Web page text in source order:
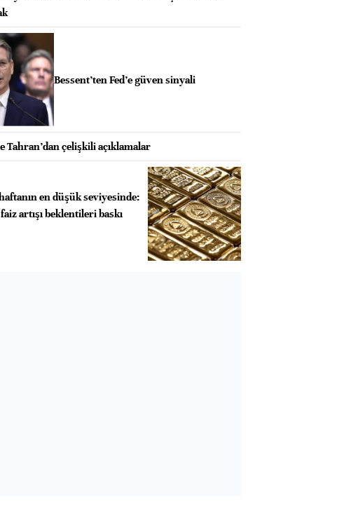
Bessent’ten Fed’e güven sinyali
Tahran’dan çelişkili açıklamalar
en düşük seviyesinde:
artışı beklentileri baskı